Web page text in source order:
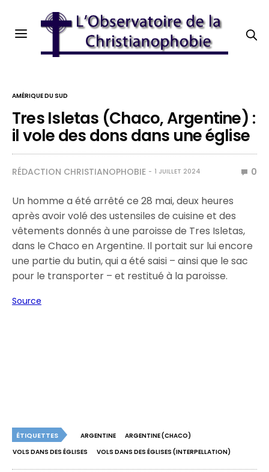
AMÉRIQUE DU SUD
Tres Isletas (Chaco, Argentine) :
il vole des dons dans une église
RÉDACTION CHRISTIANOPHOBIE 1 JUILLET 2024 0
Un homme a été arrêté ce 28 mai, deux heures
après avoir volé des ustensiles de cuisine et des
vêtements donnés à une paroisse de Tres Isletas,
dans le Chaco en Argentine. Il portait sur lui encore
une partie du butin, qui a été saisi – ainsi que le sac
pour le transporter – et restitué à la paroisse.
Source
ÉTIQUETTES ARGENTINE
ARGENTINE (CHACO)
VOLS DANS DES ÉGLISES
VOLS DANS DES ÉGLISES (INTERPELLATION)